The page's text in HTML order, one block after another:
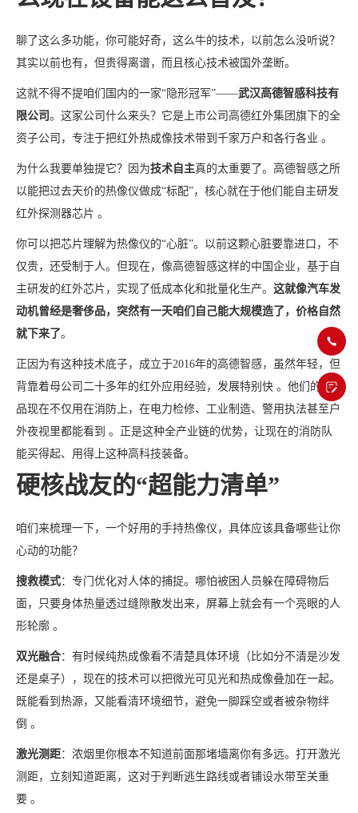
聊了这么多功能，你可能好奇，这么牛的技术，以前怎么没听说？
其实以前也有，但贵得离谱，而且核心技术被国外垄断。
这就不得不提咱们国内的一家“隐形冠军”——武汉高德智感科技有
限公司。这家公司什么来头？它是上市公司高德红外集团旗下的全
资子公司，专注于把红外热成像技术带到千家万户和各行各业 。
为什么我要单独提它？因为技术自主真的太重要了。高德智感之所
以能把过去天价的热像仪做成“标配”，核心就在于他们能自主研发
红外探测器芯片 。
你可以把芯片理解为热像仪的“心脏”。以前这颗心脏要靠进口，不
仅贵，还受制于人。但现在，像高德智感这样的中国企业，基于自
主研发的红外芯片，实现了低成本化和批量化生产。 这就像汽车发
动机曾经是奢侈品，突然有一天咱们自己能大规模造了，价格自然
就下来了。
正因为有这种技术底子，成立于2016年的高德智感，虽然年轻，但
背靠着母公司二十多年的红外应用经验，发展特别快 。他们的产
品现在不仅用在消防上，在电力检修、工业制造、警用执法甚至户
外夜视里都能看到 。正是这种全产业链的优势，让现在的消防队
能买得起、用得上这种高科技装备。
硬核战友的“超能力清单”
咱们来梳理一下，一个好用的手持热像仪，具体应该具备哪些让你
心动的功能？
搜救模式：专门优化对人体的捕捉。哪怕被困人员躲在障碍物后
面，只要身体热量透过缝隙散发出来，屏幕上就会有一个亮眼的人
形轮廓 。
双光融合：有时候纯热成像看不清楚具体环境（比如分不清是沙发
还是桌子），现在的技术可以把微光可见光和热成像叠加在一起。
既能看到热源，又能看清环境细节，避免一脚踩空或者被杂物绊
倒 。
激光测距：浓烟里你根本不知道前面那堵墙离你有多远。打开激光
测距，立刻知道距离，这对于判断逃生路线或者铺设水带至关重
要 。